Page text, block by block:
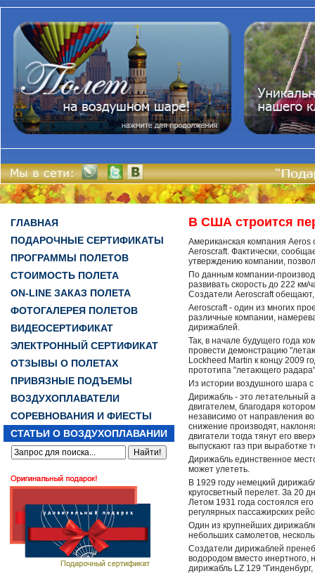
ГЛАВНАЯ
ПОДАРОЧНЫЕ СЕРТИФИКАТЫ
ПРОГРАММЫ ПОЛЕТОВ
СТОИМОСТЬ ПОЛЕТА
ON-LINE ЗАКАЗ ПОЛЕТА
ФОТОГАЛЕРЕЯ ПОЛЕТОВ
ВИДЕОСЕРТИФИКАТ
ЭЛЕКТРОННЫЙ СЕРТИФИКАТ
ОТЗЫВЫ О ПОЛЕТАХ
ПРИВЯЗНЫЕ ПОДЪЕМЫ
ВОЗДУХОПЛАВАТЕЛИ
СОРЕВНОВАНИЯ И ФИЕСТЫ
СТАТЬИ О ВОЗДУХОПЛАВАНИИ
В США строится
Американская компания
Aeroscraft. Фактически,
утверждению компании,
По данным компании-
развивать скорость до 222
Создатели Aeroscraft обещают,
Aeroscraft - один из многих
различные компании,
дирижаблей.
Так, в начале будущего года
провести демонстрацию
Lockheed Martin к концу 2009
прототипа "летающего
Из истории воздушного шара
Дирижабль - это летательный
двигателем, благодаря
независимо от направления
снижение производят,
двигатели тогда тянут его
выпускают газ при выработке
Дирижабль единственное
может улететь.
В 1929 году немецкий
кругосветный перелет. За 20
Летом 1931 года состоялся
регулярных пассажирских
Один из крупнейших
небольших самолетов,
Создатели дирижаблей
водородом вместо инертного,
дирижабль LZ 129